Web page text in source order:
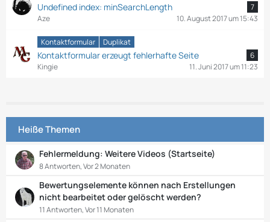
Undefined index: minSearchLength
7
Aze
10. August 2017 um 15:43
Kontaktformular Duplikat
Kontaktformular erzeugt fehlerhafte Seite
6
Kingie
11. Juni 2017 um 11:23
Heiße Themen
Fehlermeldung: Weitere Videos (Startseite)
8 Antworten, Vor 2 Monaten
Bewertungselemente können nach Erstellungen
nicht bearbeitet oder gelöscht werden?
11 Antworten, Vor 11 Monaten